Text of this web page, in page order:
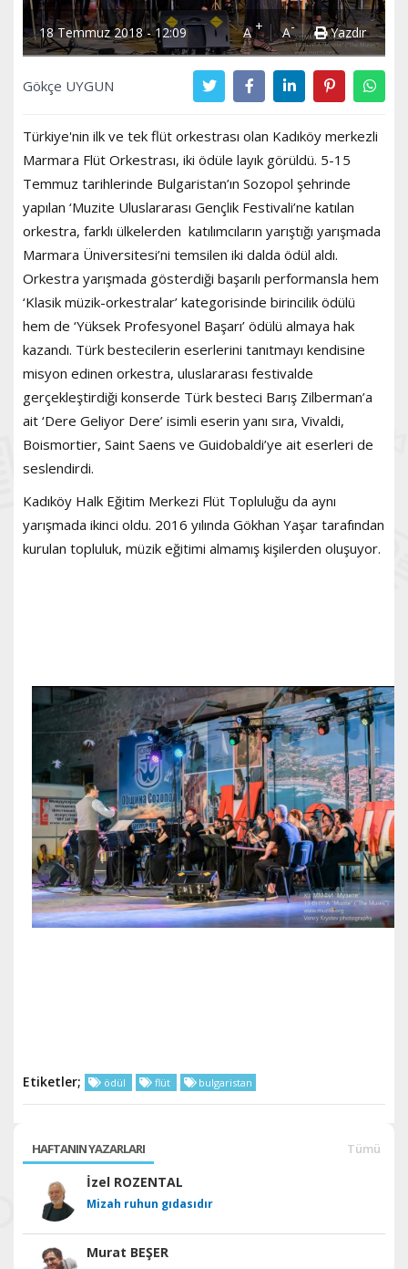
18 Temmuz 2018 - 12:09 A+ A- Yazdır
Gökçe UYGUN
Türkiye'nin ilk ve tek flüt orkestrası olan Kadıköy merkezli
Marmara Flüt Orkestrası, iki ödüle layık görüldü. 5-15
Temmuz tarihlerinde Bulgaristan’ın Sozopol şehrinde
yapılan ‘Muzite Uluslararası Gençlik Festivali’ne katılan
orkestra, farklı ülkelerden katılımcıların yarıştığı yarışmada
Marmara Üniversitesi’ni temsilen iki dalda ödül aldı.
Orkestra yarışmada gösterdiği başarılı performansla hem
‘Klasik müzik-orkestralar’ kategorisinde birincilik ödülü
hem de ‘Yüksek Profesyonel Başarı’ ödülü almaya hak
kazandı. Türk bestecilerin eserlerini tanıtmayı kendisine
misyon edinen orkestra, uluslararası festivalde
gerçekleştirdiği konserde Türk besteci Barış Zilberman’a
ait ‘Dere Geliyor Dere’ isimli eserin yanı sıra, Vivaldi,
Boismortier, Saint Saens ve Guidobaldi’ye ait eserleri de
seslendirdi.
Kadıköy Halk Eğitim Merkezi Flüt Topluluğu da aynı
yarışmada ikinci oldu. 2016 yılında Gökhan Yaşar tarafından
kurulan topluluk, müzik eğitimi almamış kişilerden oluşuyor.
Etiketler; ödül flüt bulgaristan
HAFTANIN YAZARLARI Tümü
İzel ROZENTAL
Mizah ruhun gıdasıdır
Murat BEŞER